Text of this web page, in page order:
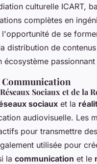
culturelle ICART,
complètes en
l'opportunité de se
distribution de
écosystème
Sociaux et de la
sociaux et la
audiovisuelle. Les
pour transmettre
utilisée pour
la communication et le